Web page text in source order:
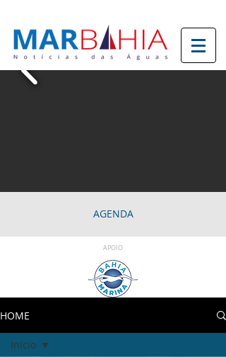
AGENDA
APOIO
HOME
Início